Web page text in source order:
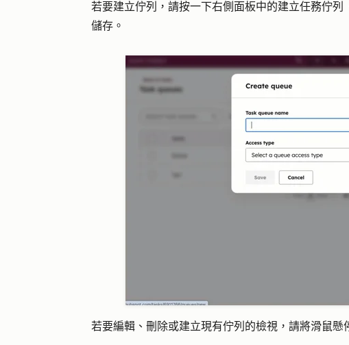
若要建立佇列，請按一下右側面板中的建立任務佇列
儲存 。
若要編輯、刪除或建立現有佇列的檢視，請將滑鼠懸